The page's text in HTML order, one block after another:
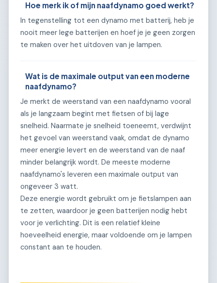
Hoe merk ik of mijn naafdynamo goed werkt?
In tegenstelling tot een dynamo met batterij, heb je
nooit meer lege batterijen en hoef je je geen zorgen
te maken over het uitdoven van je lampen.
Wat is de maximale output van een moderne
naafdynamo?
Je merkt de weerstand van een naafdynamo vooral
als je langzaam begint met fietsen of bij lage
snelheid. Naarmate je snelheid toeneemt, verdwijnt
het gevoel van weerstand vaak, omdat de dynamo
meer energie levert en de weerstand van de naaf
minder belangrijk wordt. De meeste moderne
naafdynamo's leveren een maximale output van
ongeveer 3 watt.
Deze energie wordt gebruikt om je fietslampen aan
te zetten, waardoor je geen batterijen nodig hebt
voor je verlichting. Dit is een relatief kleine
hoeveelheid energie, maar voldoende om je lampen
constant aan te houden.